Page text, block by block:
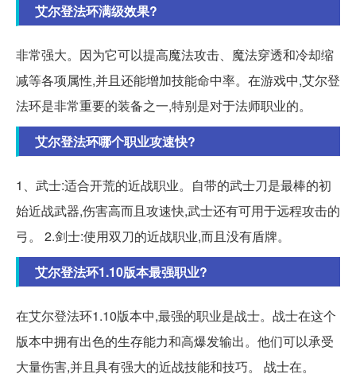
艾尔登法环满级效果?
非常强大。因为它可以提高魔法攻击、魔法穿透和冷却缩
减等各项属性,并且还能增加技能命中率。在游戏中,艾尔登
法环是非常重要的装备之一,特别是对于法师职业的。
艾尔登法环哪个职业攻速快?
1、武士:适合开荒的近战职业。自带的武士刀是最棒的初
始近战武器,伤害高而且攻速快,武士还有可用于远程攻击的
弓。 2.剑士:使用双刀的近战职业,而且没有盾牌。
艾尔登法环1.10版本最强职业?
在艾尔登法环1.10版本中,最强的职业是战士。战士在这个
版本中拥有出色的生存能力和高爆发输出。他们可以承受
大量伤害,并且具有强大的近战技能和技巧。 战士在。